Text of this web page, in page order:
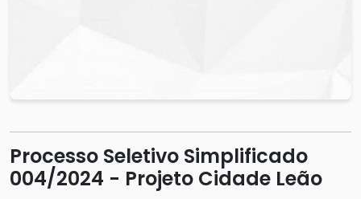
Processo Seletivo Simplificado
004/2024 - Projeto Cidade Leão